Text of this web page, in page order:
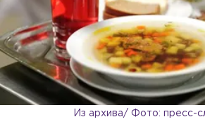
Из архива/ Фото: пресс-